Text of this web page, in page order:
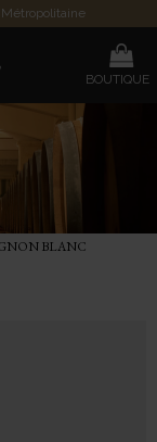
BOUTIQUE
BLANC